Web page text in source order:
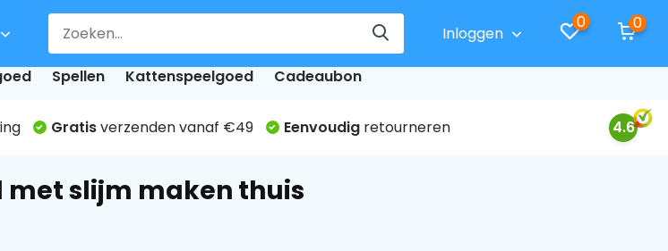
Inloggen
0 0
Spellen Kattenspeelgoed Cadeaubon
Gratisverzenden vanaf €49 Eenvoudigretourneren 4.6
slijm maken thuis